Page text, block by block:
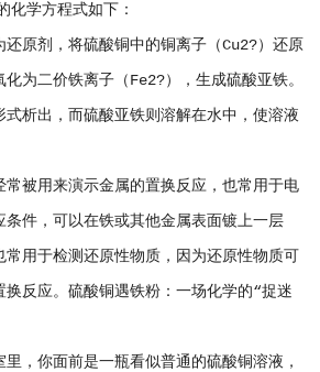
化学方程式如下：
原剂，将硫酸铜中的铜离子（Cu2?）还原
为二价铁离子（Fe2?），生成硫酸亚铁。
析出，而硫酸亚铁则溶解在水中，使溶液
被用来演示金属的置换反应，也常用于电
件，可以在铁或其他金属表面镀上一层
用于检测还原性物质，因为还原性物质可
换反应。硫酸铜遇铁粉：一场化学的“捉迷
，你面前是一瓶看似普通的硫酸铜溶液，